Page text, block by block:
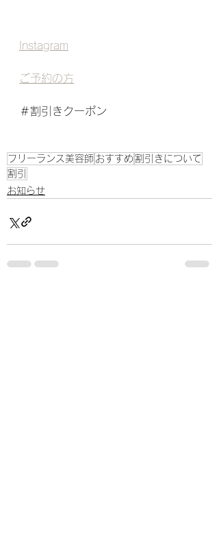
Instagram
ご予約の方
＃割引きクーポン
フリーランス美容師 おすすめ割引きについて
割引
お知らせ